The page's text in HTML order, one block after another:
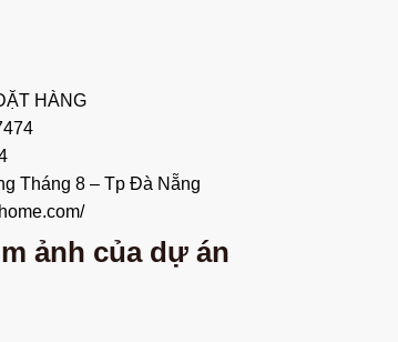
HÀNG
Tháng 8 – Tp Đà Nẵng
ảnh của dự án